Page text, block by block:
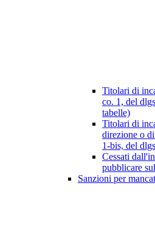
Titolari di
co. 1, del
tabelle)
Titolari di
direzione o
1-bis, del
Cessati
pubblicare
Sanzioni per